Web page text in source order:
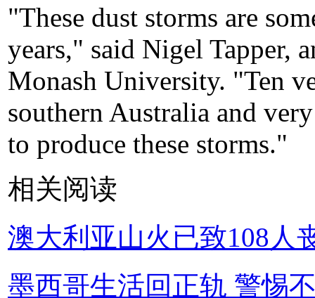
"These dust storms are
years," said Nigel Tapper,
Monash University. "Ten
southern Australia and
to produce these storms."
相关阅读
澳大利亚山火已致108人
墨西哥生活回正轨 警惕